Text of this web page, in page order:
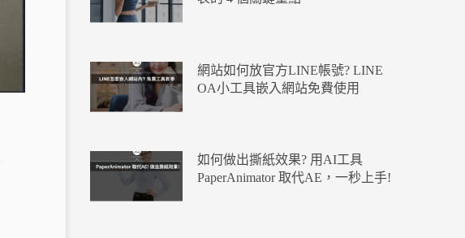
網站如何放官方LINE帳號? LINE
OA小工具嵌入網站免費使用
如何做出撕紙效果? 用AI工具
PaperAnimator 取代AE，一秒上手!